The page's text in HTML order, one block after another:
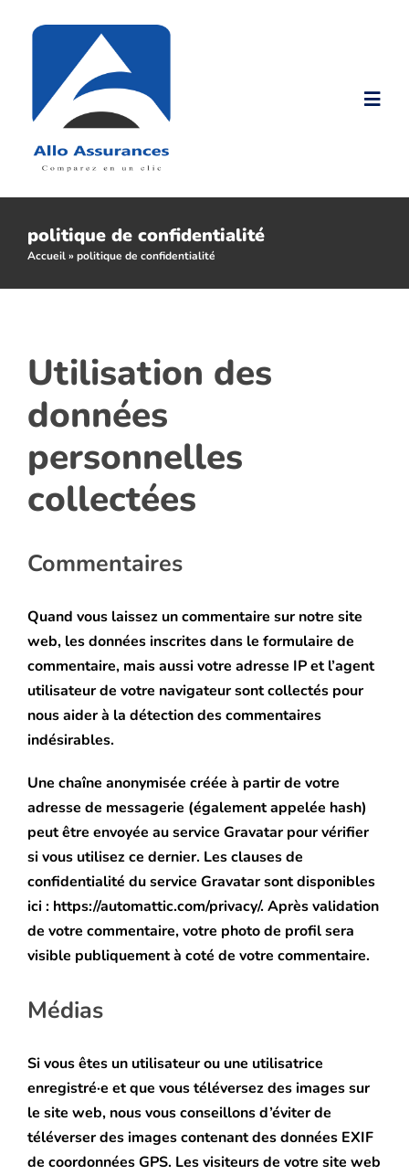
Accueil
Nos produits
Nos Tarifs
Assurance résilié
Blog
politique de confidentialité
Accueil»politique de confidentialité
Utilisation des
données
personnelles
collectées
Commentaires
Quand vous laissez un commentaire sur notre site
web, les données inscrites dans le formulaire de
commentaire, mais aussi votre adresse IP et l’agent
utilisateur de votre navigateur sont collectés pour
nous aider à la détection des commentaires
indésirables.
Une chaîne anonymisée créée à partir de votre
adresse de messagerie (également appelée hash)
peut être envoyée au service Gravatar pour vérifier
si vous utilisez ce dernier. Les clauses de
confidentialité du service Gravatar sont disponibles
ici : https://automattic.com/privacy/. Après validation
de votre commentaire, votre photo de profil sera
visible publiquement à coté de votre commentaire.
Médias
Si vous êtes un utilisateur ou une utilisatrice
enregistré·e et que vous téléversez des images sur
le site web, nous vous conseillons d’éviter de
téléverser des images contenant des données EXIF
de coordonnées GPS. Les visiteurs de votre site web